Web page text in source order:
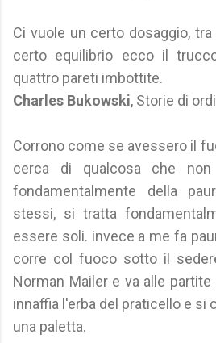
Ci vuole un certo dosaggio,
certo equilibrio ecco il
quattro pareti imbottite.
Charles Bukowski, Storie di
Corrono come se avessero il
cerca di qualcosa che
fondamentalmente della
stessi, si tratta
essere soli. invece a me fa
corre col fuoco sotto il
Norman Mailer e va alle
innaffia l'erba del praticello e si
una paletta.